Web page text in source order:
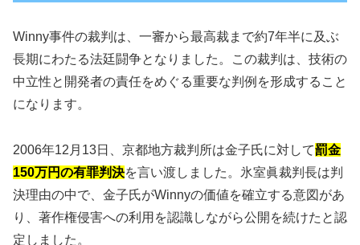
Winny事件の裁判は、一審から最高裁まで約7年半に及ぶ
長期にわたる法廷闘争となりました。この裁判は、技術の
中立性と開発者の責任をめぐる重要な判例を形成すること
になります。
2006年12月13日、京都地方裁判所は金子氏に対して罰金
150万円の有罪判決を言い渡しました。氷室眞裁判長は判
決理由の中で、金子氏がWinnyの価値を確立する意図があ
り、著作権侵害への利用を認識しながら公開を続けたと認
定しました。